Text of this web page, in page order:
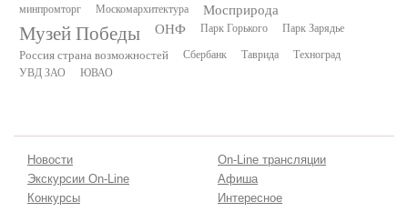
минпромторг
Москомархитектура Мосприрода
Музей Победы ОНФ Парк Горького Парк Зарядье
Россия страна возможностей Сбербанк Таврида
Техноград
УВД ЗАО
ЮВАО
Новости
On-Line трансляции
Экскурсии On-Line
Афиша
Конкурсы
Интересное